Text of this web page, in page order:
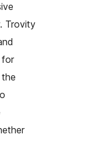
Trovity
for